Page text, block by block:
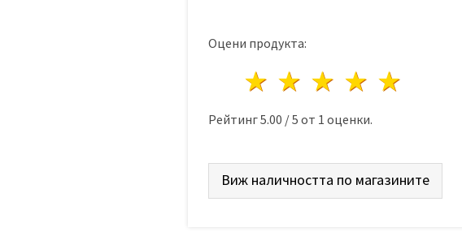
Оцени продукта:
4 звезди
3 звезди
2 звезди
1 звезда
Рейтинг5.00 /5 от 1 оценки.
Виж наличността по магазините